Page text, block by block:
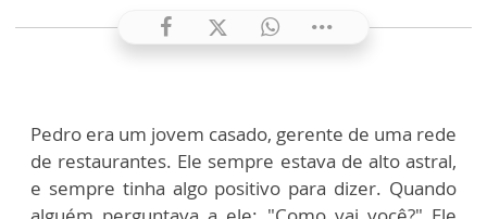
Pedro era um jovem casado, gerente de uma rede
de restaurantes. Ele sempre estava de alto astral,
e sempre tinha algo positivo para dizer. Quando